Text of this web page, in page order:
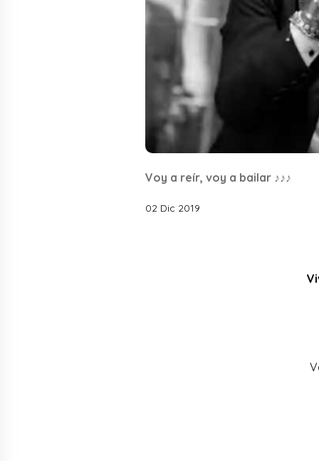
Voy a reír, voy a bailar ♪♪♪
02 Dic 2019